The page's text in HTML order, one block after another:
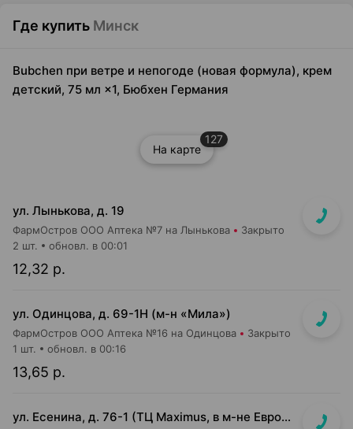
Где купить Минск
Bubchen при ветре и непогоде (новая формула), крем
детский, 75 мл ×1, Бюбхен Германия
На карте
127
ул. Лынькова, д. 19
ФармОстров ООО Аптека №7 на Лынькова Закрыто
12,32 р.
2 шт. обновл. в 00:01
ул. Одинцова, д. 69-1Н (м-н «Мила»)
ФармОстров ООО Аптека №16 на Одинцова Закрыто
13,65 р.
1 шт. обновл. в 00:16
ул. Есенина, д. 76-1 (ТЦ Maximus, в м-не Евроопт Super)